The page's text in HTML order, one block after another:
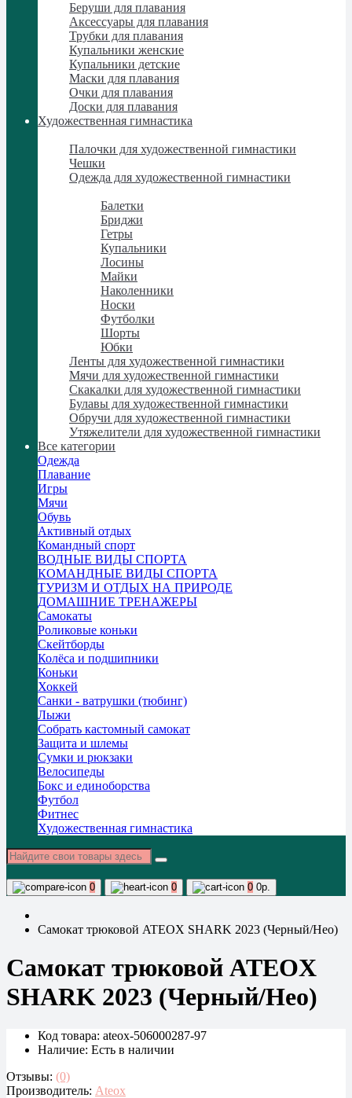
Беруши для плавания
Аксессуары для плавания
Трубки для плавания
Купальники женские
Купальники детские
Маски для плавания
Очки для плавания
Доски для плавания
Художественная гимнастика
Палочки для художественной гимнастики
Чешки
Одежда для художественной гимнастики
Балетки
Бриджи
Гетры
Купальники
Лосины
Майки
Наколенники
Носки
Футболки
Шорты
Юбки
Ленты для художественной гимнастики
Мячи для художественной гимнастики
Скакалки для художественной гимнастики
Булавы для художественной гимнастики
Обручи для художественной гимнастики
Утяжелители для художественной гимнастики
Все категории
Одежда
Плавание
Игры
Мячи
Обувь
Активный отдых
Командный спорт
ВОДНЫЕ ВИДЫ СПОРТА
КОМАНДНЫЕ ВИДЫ СПОРТА
ТУРИЗМ И ОТДЫХ НА ПРИРОДЕ
ДОМАШНИЕ ТРЕНАЖЕРЫ
Самокаты
Роликовые коньки
Скейтборды
Колёса и подшипники
Коньки
Хоккей
Санки - ватрушки (тюбинг)
Лыжи
Собрать кастомный самокат
Защита и шлемы
Сумки и рюкзаки
Велосипеды
Бокс и единоборства
Футбол
Фитнес
Художественная гимнастика
0 0 0 0р.
Самокат трюковой ATEOX SHARK 2023 (Черный/Нео)
Самокат трюковой ATEOX
SHARK 2023 (Черный/Нео)
Код товара: ateox-506000287-97
Наличие: Есть в наличии
Отзывы: (0)
Производитель: Ateox